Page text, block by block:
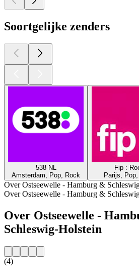
Soortgelijke zenders
538 NL
Amsterdam, Pop, Rock
Fip :
Parijs,
Over Ostseewelle - Hamburg &
Over Ostseewelle - Hamburg &
Over Ostseewelle -
Schleswig-Holstein
(4)